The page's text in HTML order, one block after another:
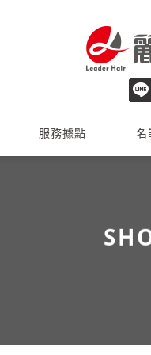
服務據點 名